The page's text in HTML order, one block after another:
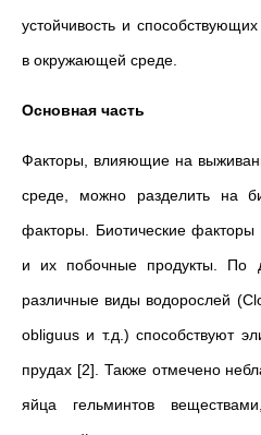
устойчивость и
в окружающей среде.
Основная часть
Факторы, влияющие на
среде, можно разделить на
факторы. Биотические
и их побочные продукты.
различные виды водорослей
obliguus и т.д.) способствуют
прудах [2]. Также отмечено
яйца гельминтов